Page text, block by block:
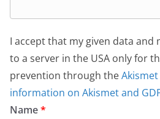
I accept that my given data and
to a server in the USA only for
prevention through theAkismet
information on Akismet and
Name*